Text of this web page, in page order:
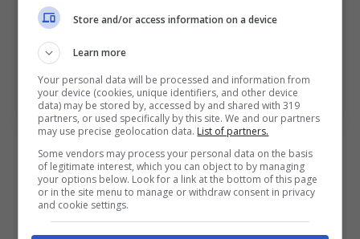
El Shaarawy nel mirino di una squadra italiana (Ansa
Foto) – bolognasportnews.it
Un colpo che sarebbe fortemente
caldeggiato da Daniele De Rossi, allenatore
dei giallorossi che ha avuto El Shaarawy
Store and/or access information on a device
Learn more
Your personal data will be processed and information from
your device (cookies, unique identifiers, and other device
data) may be stored by, accessed by and shared with 319
partners, or used specifically by this site. We and our partners
may use precise geolocation data. List of partners.
Some vendors may process your personal data on the basis
of legitimate interest, which you can object to by managing
your options below. Look for a link at the bottom of this page
or in the site menu to manage or withdraw consent in privacy
and cookie settings.